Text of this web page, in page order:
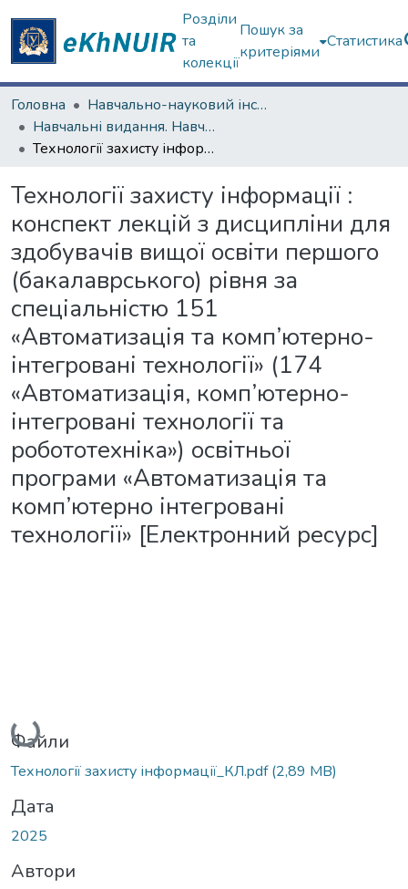
Розділи
та
колекції
Пошук за
критеріями
Статистика
Головна
Навчально-науковий інститут комп'ютерних наук та штучного інтелекту
Навчальні видання. Навчально-науковий інститут комп'ютерних наук та штучного інтелекту
Технології захисту інформації : конспект лекцій з дисципліни для здобувачів вищої освіти першого (бакалаврського) рівня за спеціальністю 151 «Автоматизація та комп’ютерно-інтегровані технології» (174 «Автоматизація, комп’ютерно-інтегровані технології та робототехніка») освітньої програми «Автоматизація та комп’ютерно інтегровані технології» [Електронний ресурс]
Технології захисту інформації :
конспект лекцій з дисципліни для
здобувачів вищої освіти першого
(бакалаврського) рівня за
спеціальністю 151
«Автоматизація та комп’ютерно-
інтегровані технології» (174
«Автоматизація, комп’ютерно-
інтегровані технології та
робототехніка») освітньої
програми «Автоматизація та
комп’ютерно інтегровані
технології» [Електронний ресурс]
Вантажиться...
Файли
Технології захисту інформації_КЛ.pdf(2,89 MB)
Дата
2025
Автори